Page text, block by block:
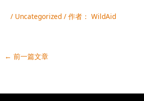
/ Uncategorized / 作者： WildAid
← 前一篇文章